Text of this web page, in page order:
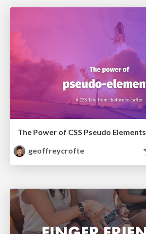
The Power of CSS Pseudo Elements
geoffreycrofte